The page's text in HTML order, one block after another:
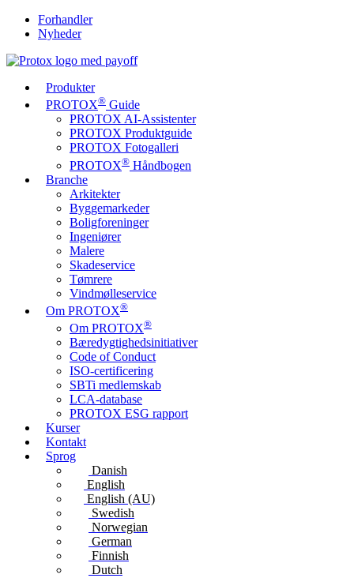
Forhandler
Nyheder
Produkter
PROTOX® Guide
PROTOX AI-Assistenter
PROTOX Produktguide
PROTOX Fotogalleri
PROTOX® Håndbogen
Branche
Arkitekter
Byggemarkeder
Boligforeninger
Ingeniører
Malere
Skadeservice
Tømrere
Vindmølleservice
Om PROTOX®
Om PROTOX®
Bæredygtigheds­initiativer
Code of Conduct
ISO-certificering
SBTi medlemskab
LCA-database
PROTOX ESG rapport
Kurser
Kontakt
Sprog
Danish
English
English (AU)
Swedish
Norwegian
German
Finnish
Dutch